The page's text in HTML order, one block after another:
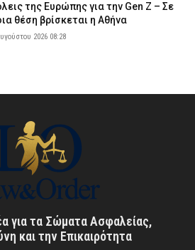
της Ευρώπης για την Gen Z – Σε
θέση βρίσκεται η Αθήνα
2026 08:28
για τα Σώματα Ασφαλείας,
και την Επικαιρότητα